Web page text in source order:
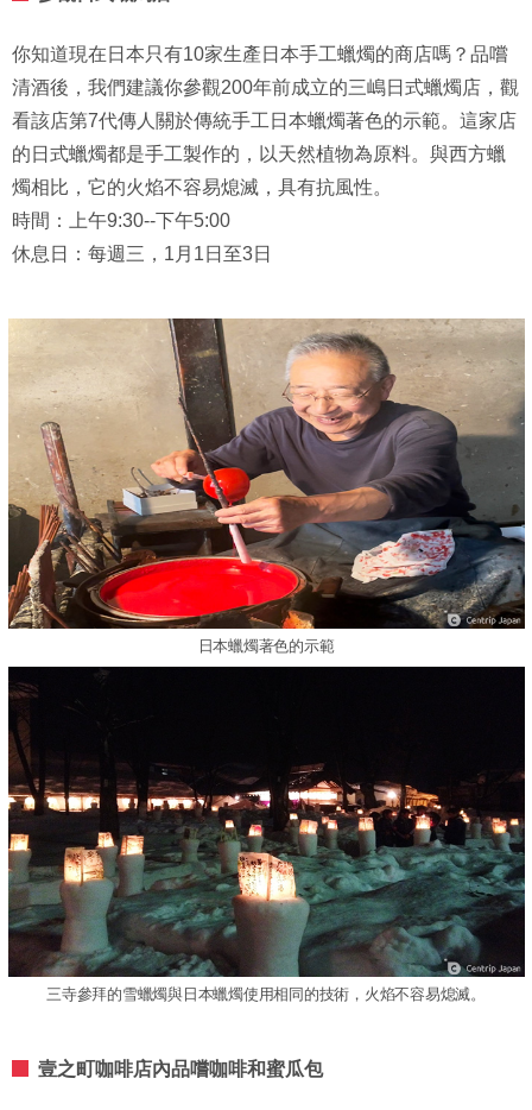
你知道現在日本只有10家生產日本手工蠟燭的商店嗎？品嚐
清酒後，我們建議你參觀200年前成立的三嶋日式蠟燭店，觀
看該店第7代傳人關於傳統手工日本蠟燭著色的示範。這家店
的日式蠟燭都是手工製作的，以天然植物為原料。與西方蠟
燭相比，它的火焰不容易熄滅，具有抗風性。
時間：上午9:30--下午5:00
休息日：每週三，1月1日至3日
日本蠟燭著色的示範
三寺參拜的雪蠟燭與日本蠟燭使用相同的技術，火焰不容易熄滅。
壹之町咖啡店內品嚐咖啡和蜜瓜包